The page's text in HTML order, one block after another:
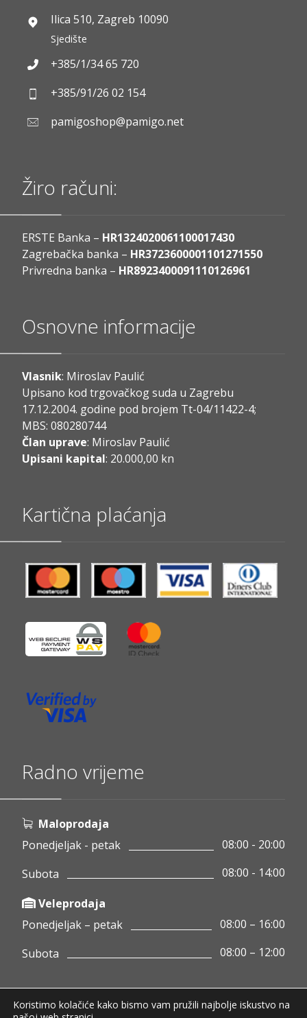
Ilica 510, Zagreb 10090
Sjedište
+385/1/34 65 720
+385/91/26 02 154
pamigoshop@pamigo.net
Žiro računi:
ERSTE Banka – HR1324020061100017430
Zagrebačka banka – HR3723600001101271550
Privredna banka – HR8923400091110126961
Osnovne informacije
Vlasnik: Miroslav Paulić
Upisano kod trgovačkog suda u Zagrebu
17.12.2004. godine pod brojem Tt-04/11422-4;
MBS: 080280744
Član uprave: Miroslav Paulić
Upisani kapital: 20.000,00 kn
Kartična plaćanja
Radno vrijeme
Maloprodaja
Ponedjeljak - petak
08:00 - 20:00
Subota
08:00 - 14:00
Veleprodaja
Ponedjeljak – petak
08:00 – 16:00
Subota
08:00 – 12:00
Koristimo kolačiće kako bismo vam pružili najbolje iskustvo na